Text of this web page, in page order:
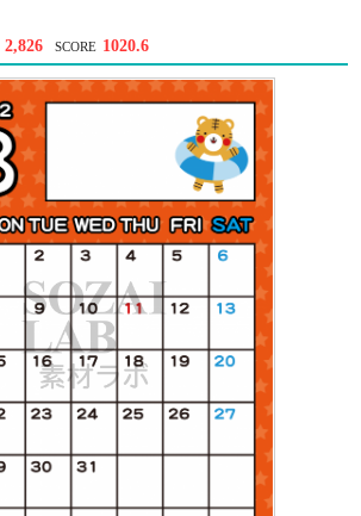
2,826 SCORE 1020.6